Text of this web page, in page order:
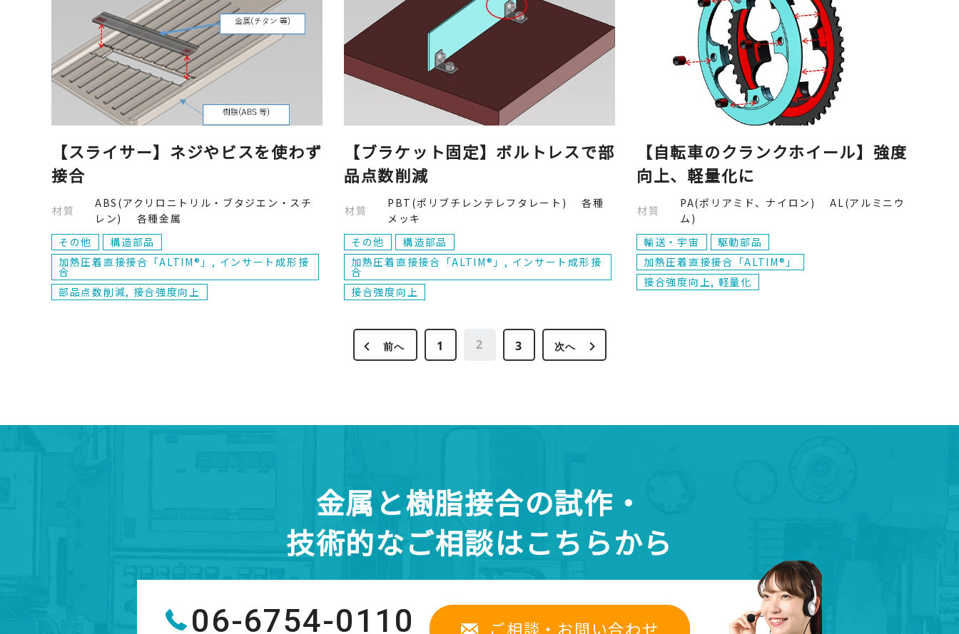
【スライサー】ネジやビスを使わず
接合
材質
ABS(アクリロニトリル・ブタジエン・スチ
レン) 各種金属
その他
構造部品
加熱圧着直接接合「ALTIM®」, インサート成形接
合
部品点数削減, 接合強度向上
【ブラケット固定】ボルトレスで部
品点数削減
材質
PBT(ポリブチレンテレフタレート) 各種
メッキ
その他
構造部品
加熱圧着直接接合「ALTIM®」, インサート成形接
合
接合強度向上
【自転車のクランクホイール】強度
向上、軽量化に
材質
PA(ポリアミド、ナイロン) AL(アルミニウ
ム)
輸送・宇宙
駆動部品
加熱圧着直接接合「ALTIM®」
接合強度向上, 軽量化
前へ 1 2 3 次へ
金属と樹脂接合の試作・
技術的なご相談はこちらから
06-6754-0110 ご相談・お問い合わせ